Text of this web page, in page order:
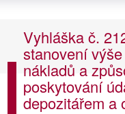
Vyhláška č.
stanovení
nákladů a
poskytování
depozitářem a